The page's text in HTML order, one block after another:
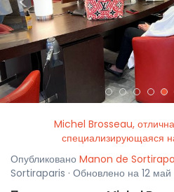
Michel Brosseau,
специализирующаяся
Опубликовано Manon de
Sortiraparis · Обновлено на 12 май